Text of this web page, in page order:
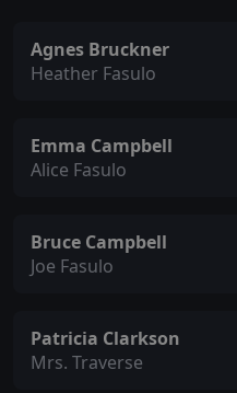
Agnes Bruckner
Heather Fasulo
Emma Campbell
Alice Fasulo
Bruce Campbell
Joe Fasulo
Patricia Clarkson
Mrs. Traverse